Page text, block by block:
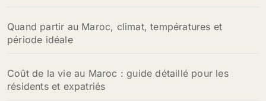
Quand partir au Maroc, climat, températures et
période idéale
Coût de la vie au Maroc : guide détaillé pour les
résidents et expatriés